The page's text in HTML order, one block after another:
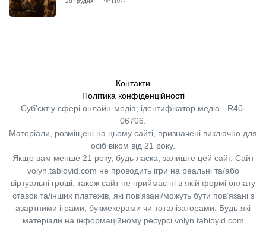
Контакти
Політика конфіденційності
Суб'єкт у сфері онлайн-медіа; ідентифікатор медіа - R40-
06706.
Матеріали, розміщені на цьому сайті, призначені виключно для
осіб віком від 21 року.
Якщо вам менше 21 року, будь ласка, залиште цей сайт. Сайт
volyn.tabloyid.com не проводить ігри на реальні та/або
віртуальні гроші, також сайт не приймає ні в якій формі оплату
ставок та/інших платежів, які пов’язані/можуть бути пов’язані з
азартними іграми, букмекерами чи тоталізаторами. Будь-які
матеріали на інформаційному ресурсі volyn.tabloyid.com